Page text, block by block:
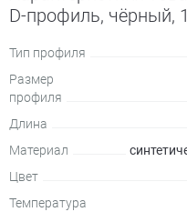
D-профиль, чёрный,
Тип профиля
Размер
профиля
Длина
Материал
Цвет
Температура